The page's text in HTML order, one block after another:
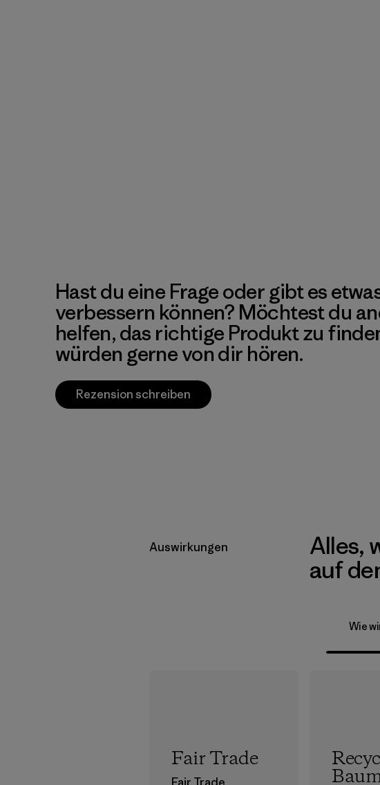
Hast du eine Frage oder gibt es
verbessern können? Möchtest du
helfen, das richtige Produkt zu
würden gerne von dir hören.
Rezension schreiben
Auswirkungen
Alles,
auf
Wie
Fair Trade